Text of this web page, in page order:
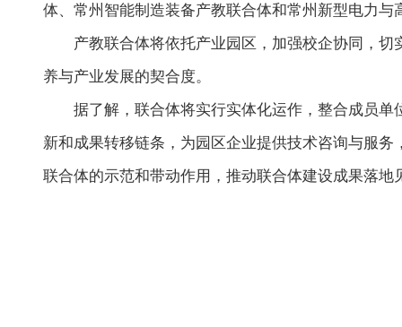
体、常州智能制造装备产教联合体和常州新型电力与
产教联合体将依托产业园区，加强校企协同，
养与产业发展的契合度。
据了解，联合体将实行实体化运作，整合成员
新和成果转移链条，为园区企业提供技术咨询与服
联合体的示范和带动作用，推动联合体建设成果落地